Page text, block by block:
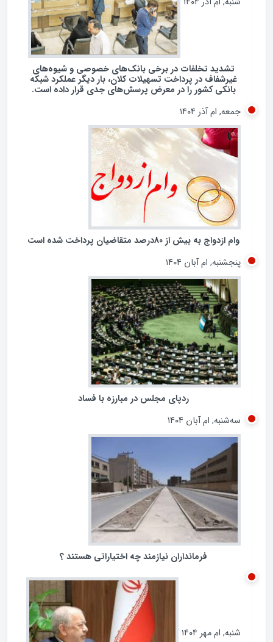
تشدید تخلفات در برخی بانک‌های خصوصی و شیوه‌های
غیرشفاف در پرداخت تسهیلات کلان، بار دیگر عملکرد شبکه
بانکی کشور را در معرض پرسش‌های جدی قرار داده است.
جمعه, ام آذر ۱۴۰۴
وام ازدواج به بیش از 80درصد متقاضیان پرداخت شده است
پنجشنبه, ام آبان ۱۴۰۴
ردپای مجلس در مبارزه با فساد
سه‌شنبه, ام آبان ۱۴۰۴
فرمانداران نیازمند چه اختیاراتی هستند ؟